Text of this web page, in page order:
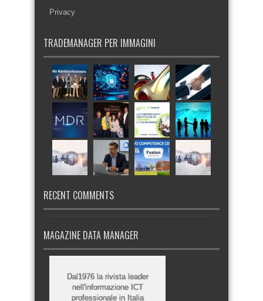
Privacy
TRADEMANAGER PER IMMAGINI
RECENT COMMENTS
MAGAZINE DATA MANAGER
Dal1976 la rivista leader
nell'informazione ICT
professionale in Italia